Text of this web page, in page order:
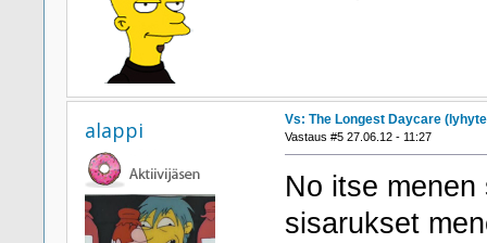
alappi Vs: The Longest Daycare
Vastaus #5 27.06.12 - 11:27
No itse
sisarukset